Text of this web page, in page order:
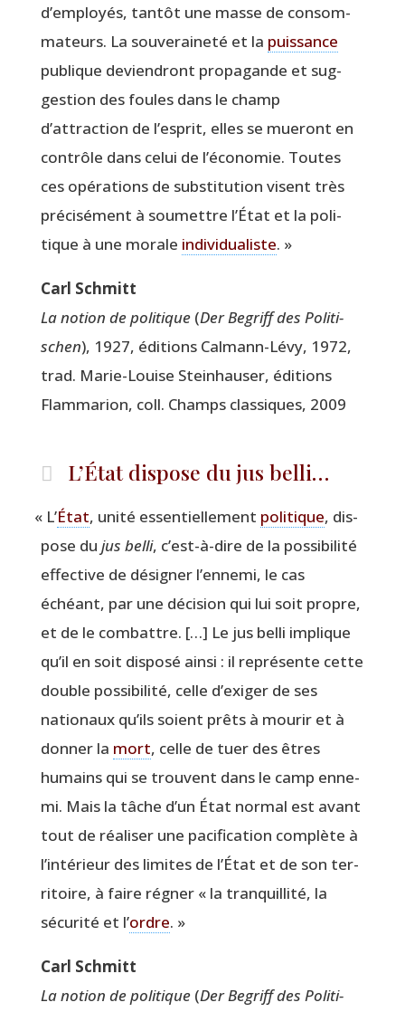
d’employés, tan­tôt une masse de consom­
ma­teurs. La sou­ve­rai­ne­té et la puis­sance
publique devien­dront pro­pa­gande et sug­
ges­tion des foules dans le champ
d’attraction de l’esprit, elles se mue­ront en
contrôle dans celui de l’économie. Toutes
ces opé­ra­tions de sub­sti­tu­tion visent très
pré­ci­sé­ment à sou­mettre l’État et la poli­
tique à une morale indi­vi­dua­liste. »
Carl Schmitt
La notion de poli­tique (Der Begriff des Poli­ti­
schen), 1927, édi­tions Cal­mann-Lévy, 1972,
trad. Marie-Louise Stein­hau­ser, édi­tions
Flam­ma­rion, coll. Champs clas­siques, 2009
L’État dispose du jus belli…
« L’État, uni­té essen­tiel­le­ment poli­tique, dis­
pose du jus bel­li, c’est-à-dire de la pos­si­bi­li­té
effec­tive de dési­gner l’ennemi, le cas
échéant, par une déci­sion qui lui soit propre,
et de le com­battre. […] Le jus bel­li implique
qu’il en soit dis­po­sé ain­si : il repré­sente cette
double pos­si­bi­li­té, celle d’exiger de ses
natio­naux qu’ils soient prêts à mou­rir et à
don­ner la mort, celle de tuer des êtres
humains qui se trouvent dans le camp enne­
mi. Mais la tâche d’un État nor­mal est avant
tout de réa­li­ser une paci­fi­ca­tion com­plète à
l’intérieur des limites de l’État et de son ter­
ri­toire, à faire régner « la tran­quilli­té, la
sécu­ri­té et l’ordre. »
Carl Schmitt
La notion de poli­tique(Der Begriff des Poli­ti­